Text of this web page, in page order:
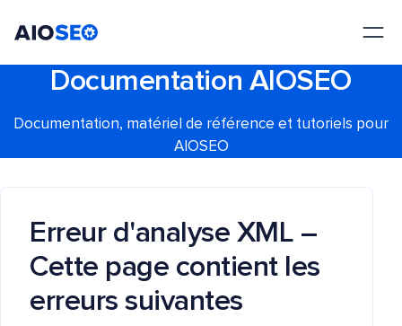
Documentation AIOSEO
Documentation, matériel de référence et tutoriels pour
AIOSEO
Erreur d'analyse XML –
Cette page contient les
erreurs suivantes